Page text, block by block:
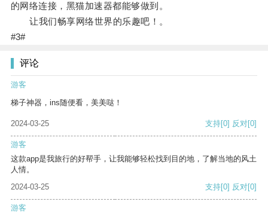
的网络连接，黑猫加速器都能够做到。
让我们畅享网络世界的乐趣吧！。
#3#
评论
游客
梯子神器，ins随便看，美美哒！
2024-03-25 支持[0] 反对[0]
游客
这款app是我旅行的好帮手，让我能够轻松找到目的地，了解当地的风土
人情。
2024-03-25
支持[0] 反对[0]
游客